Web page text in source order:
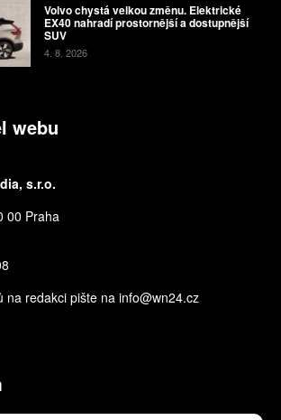
Volvo chystá velkou změnu. Elektrické
EX40 nahradí prostornější a dostupnější
SUV
4. 8. 2026
webu
s.r.o.
00 Praha
na redakci pište na info@wn24.cz